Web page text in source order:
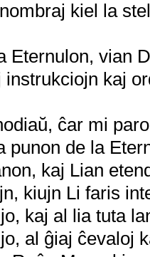
kiel la
Eternulon, vian
instrukciojn kaj
ĉar mi
punon de la
kaj Lian
kiujn Li faris
kaj al lia tuta
al ĝiaj ĉevaloj